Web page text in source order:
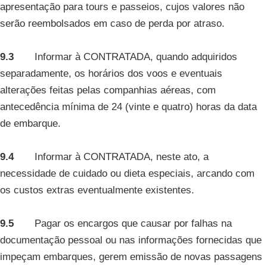
apresentação para tours e passeios, cujos valores não
serão reembolsados em caso de perda por atraso.
9.3
Informar à CONTRATADA, quando adquiridos
separadamente, os horários dos voos e eventuais
alterações feitas pelas companhias aéreas, com
antecedência mínima de 24 (vinte e quatro) horas da data
de embarque.
9.4
Informar à CONTRATADA, neste ato, a
necessidade de cuidado ou dieta especiais, arcando com
os custos extras eventualmente existentes.
9.5 Pagar os encargos que causar por falhas na
documentação pessoal ou nas informações fornecidas que
impeçam embarques, gerem emissão de novas passagens